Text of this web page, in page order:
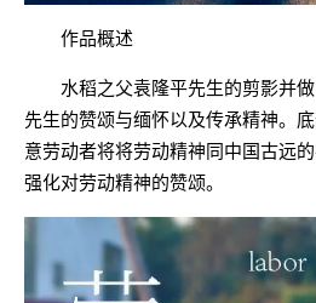
作品概述
水稻之父袁隆平先生的剪影并
先生的赞颂与缅怀以及传承精神。
意劳动者将将劳动精神同中国古远
强化对劳动精神的赞颂。